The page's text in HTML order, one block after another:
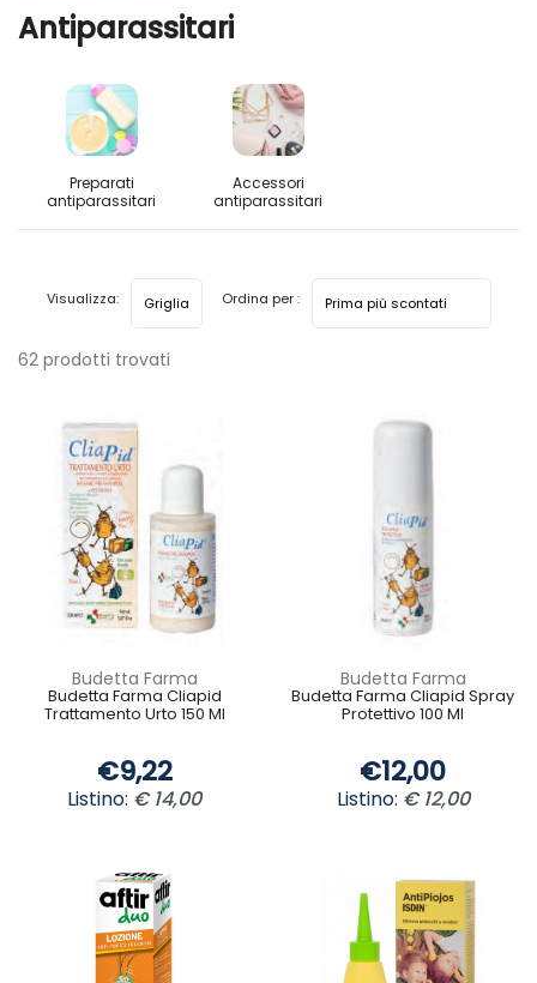
Antiparassitari
Preparati
antiparassitari
Accessori
antiparassitari
62 prodotti trovati
Visualizza: Ordina per :
Budetta Farma
Budetta Farma Cliapid
Trattamento Urto 150 Ml
€9,22
Listino: € 14,00
Budetta Farma
Budetta Farma Cliapid Spray
Protettivo 100 Ml
€12,00
Listino: € 12,00